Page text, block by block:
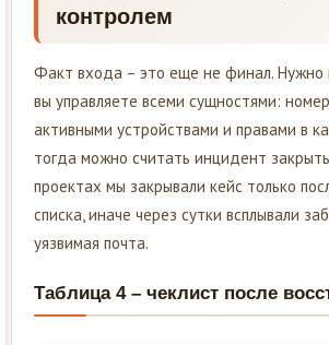
контролем
Факт входа – это еще не финал. Нужно
вы управляете всеми сущностями:
активными устройствами и правами в
тогда можно считать инцидент
проектах мы закрывали кейс только
списка, иначе через сутки всплывали
уязвимая почта.
Таблица 4 – чеклист после